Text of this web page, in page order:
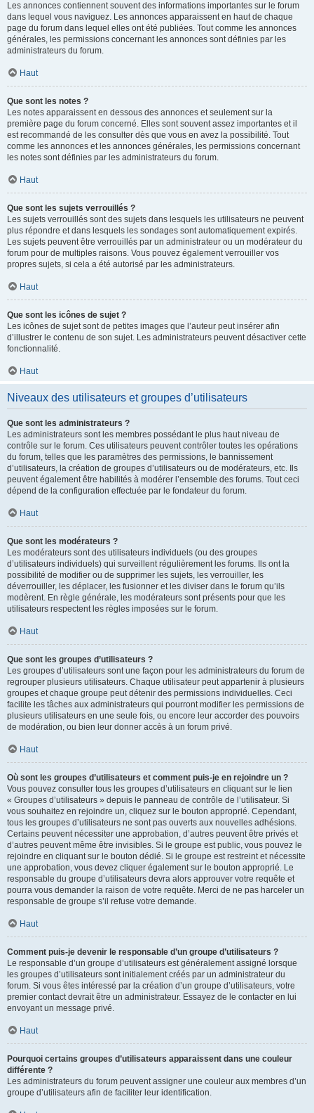
Les annonces contiennent souvent des informations importantes sur le forum
dans lequel vous naviguez. Les annonces apparaissent en haut de chaque
page du forum dans lequel elles ont été publiées. Tout comme les annonces
générales, les permissions concernant les annonces sont définies par les
administrateurs du forum.
Haut
Que sont les notes ?
Les notes apparaissent en dessous des annonces et seulement sur la
première page du forum concerné. Elles sont souvent assez importantes et il
est recommandé de les consulter dès que vous en avez la possibilité. Tout
comme les annonces et les annonces générales, les permissions concernant
les notes sont définies par les administrateurs du forum.
Haut
Que sont les sujets verrouillés ?
Les sujets verrouillés sont des sujets dans lesquels les utilisateurs ne peuvent
plus répondre et dans lesquels les sondages sont automatiquement expirés.
Les sujets peuvent être verrouillés par un administrateur ou un modérateur du
forum pour de multiples raisons. Vous pouvez également verrouiller vos
propres sujets, si cela a été autorisé par les administrateurs.
Haut
Que sont les icônes de sujet ?
Les icônes de sujet sont de petites images que l’auteur peut insérer afin
d’illustrer le contenu de son sujet. Les administrateurs peuvent désactiver cette
fonctionnalité.
Haut
Niveaux des utilisateurs et groupes d’utilisateurs
Que sont les administrateurs ?
Les administrateurs sont les membres possédant le plus haut niveau de
contrôle sur le forum. Ces utilisateurs peuvent contrôler toutes les opérations
du forum, telles que les paramètres des permissions, le bannissement
d’utilisateurs, la création de groupes d’utilisateurs ou de modérateurs, etc. Ils
peuvent également être habilités à modérer l’ensemble des forums. Tout ceci
dépend de la configuration effectuée par le fondateur du forum.
Haut
Que sont les modérateurs ?
Les modérateurs sont des utilisateurs individuels (ou des groupes
d’utilisateurs individuels) qui surveillent régulièrement les forums. Ils ont la
possibilité de modifier ou de supprimer les sujets, les verrouiller, les
déverrouiller, les déplacer, les fusionner et les diviser dans le forum qu’ils
modèrent. En règle générale, les modérateurs sont présents pour que les
utilisateurs respectent les règles imposées sur le forum.
Haut
Que sont les groupes d’utilisateurs ?
Les groupes d’utilisateurs sont une façon pour les administrateurs du forum de
regrouper plusieurs utilisateurs. Chaque utilisateur peut appartenir à plusieurs
groupes et chaque groupe peut détenir des permissions individuelles. Ceci
facilite les tâches aux administrateurs qui pourront modifier les permissions de
plusieurs utilisateurs en une seule fois, ou encore leur accorder des pouvoirs
de modération, ou bien leur donner accès à un forum privé.
Haut
Où sont les groupes d’utilisateurs et comment puis-je en rejoindre un ?
Vous pouvez consulter tous les groupes d’utilisateurs en cliquant sur le lien
« Groupes d’utilisateurs » depuis le panneau de contrôle de l’utilisateur. Si
vous souhaitez en rejoindre un, cliquez sur le bouton approprié. Cependant,
tous les groupes d’utilisateurs ne sont pas ouverts aux nouvelles adhésions.
Certains peuvent nécessiter une approbation, d’autres peuvent être privés et
d’autres peuvent même être invisibles. Si le groupe est public, vous pouvez le
rejoindre en cliquant sur le bouton dédié. Si le groupe est restreint et nécessite
une approbation, vous devez cliquer également sur le bouton approprié. Le
responsable du groupe d’utilisateurs devra alors approuver votre requête et
pourra vous demander la raison de votre requête. Merci de ne pas harceler un
responsable de groupe s’il refuse votre demande.
Haut
Comment puis-je devenir le responsable d’un groupe d’utilisateurs ?
Le responsable d’un groupe d’utilisateurs est généralement assigné lorsque
les groupes d’utilisateurs sont initialement créés par un administrateur du
forum. Si vous êtes intéressé par la création d’un groupe d’utilisateurs, votre
premier contact devrait être un administrateur. Essayez de le contacter en lui
envoyant un message privé.
Haut
Pourquoi certains groupes d’utilisateurs apparaissent dans une couleur
différente ?
Les administrateurs du forum peuvent assigner une couleur aux membres d’un
groupe d’utilisateurs afin de faciliter leur identification.